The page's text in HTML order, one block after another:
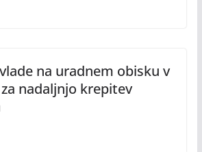
na uradnem obisku v
nadaljnjo krepitev